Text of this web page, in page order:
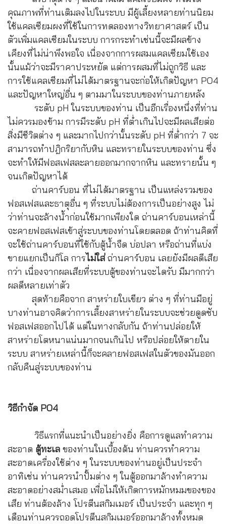
คุณภาพที่ท่านเติมลงไปในระบบ มีผู้เลี้ยงหลายท่านนิยม
ใช้แคลเซียมผงที่ใช้ในการทดลองทางวิทยาศาสตร์ เป็น
ตัวเพิ่มแคลเซียมในระบบ การกระทำเช่นนี้จะมีผลข้าง
เคียงที่ไม่น่าพึงพอใจ เนื่องจากการผสมแคลเซียมใช้เอง
นั้นแม้ว่าจะมีราคาประหยัด แต่การผสมที่ไม่ถูกวิธี และ
การใช้แคลเซียมที่ไม่ได้มาตรฐานจะก่อให้เกิดปัญหา PO4
และปัญหาใหญ่อื่น ๆ ตามมาในระบบของท่านภายหลัง
ระดับ pH ในระบบของท่าน เป็นอีกเรื่องหนึ่งที่ท่าน
ไม่ควรมองข้าม การมีระดับ pH ที่ต่ำเกินไปจะมีผลเสียต่อ
สิ่งมีชีวิตต่าง ๆ และมากไปกว่านั้นระดับ pH ที่ต่ำกว่า 7 จะ
สามารถทำปฎิกริยากับหิน และทรายในระบบของท่าน ซึ่ง
จะทำให้มีฟอสเฟสละลายออกมากจากหิน และทรายนั้น ๆ
จนเกิดปัญหาได้
ถ่านคาร์บอน ที่ไม่ได้มาตรฐาน เป็นแหล่งรวมของ
ฟอสเฟสและธาตุอื่น ๆ ที่ระบบไม่ต้องการเป็นอย่างสูง ไม่
ว่าท่านจะล้างน้ำก่อนใช้มากเพียงใด ถ่านคาร์บอนเหล่านี้
จะคายฟอสเฟสเข้าสู่ระบบของท่านโดยตลอด ถ้าท่านคิดที่
จะใช้ถ่านคาร์บอนที่ใช้กับตู้น้ำจืด บ่อปลา หรือถ่านที่แบ่ง
ขายแยกเป็นกิโล การไม่ใส่ถ่านคาร์บอน เลยยังมีผลดีเสีย
กว่า เนื่องจากผลเสียที่ระบบตู้ของท่านจะไดรับ มีมากกว่า
ผลดีหลายเท่าตัว
สุดท้ายคือจาก สาหร่ายใบเขียว ต่าง ๆ ที่ท่านมีอยู่
บางท่านอาจคิดว่าการเลี้ยงสาหร่ายในระบบจะช่วยดูดซับ
ฟอสเฟสออกไปได้ แต่ในทางกลับกัน ถ้าท่านปล่อยให้
สาหร่ายโตหนาแน่นมากจนเกินไป หรือปล่อยให้ตายใน
ระบบ สาหร่ายเหล่านี้ก็จะคลายฟอสเฟสในตัวของมันออก
กลับคืนสู่ระบบของท่าน
วิธีกำจัด PO4
วิธีแรกที่แนะนำเป็นอย่างยิ่ง คือการดูแลทำความ
สะอาด ตู้ทะเล ของท่านในเบื้องต้น ท่านควรทำความ
สะอาดเครื่องใช้ต่าง ๆ ในระบบของท่านอยู่เป็นประจำ
อาทิเช่น ท่านควรนำปั้มต่าง ๆ ในตู้ออกมาล้างทำความ
สะอาดอย่างสม่ำเสมอ เพื่อไม่ให้เกิดการหมักหมมของของ
เสีย ท่านต้องล้าง โปรตีนสกิมเมอร์ เป็นประจำ และทุก ๆ
เดือนท่านควรถอดโปรตีนสกิมเมอร์ออกมาล้างทั้งหมด